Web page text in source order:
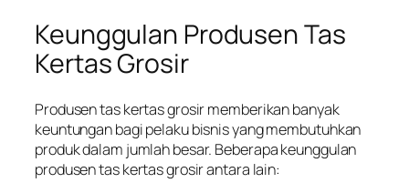
Keunggulan Produsen Tas
Kertas Grosir
Produsen tas kertas grosir memberikan banyak
keuntungan bagi pelaku bisnis yang membutuhkan
produk dalam jumlah besar. Beberapa keunggulan
produsen tas kertas grosir antara lain: